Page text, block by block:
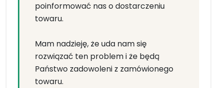
poinformować nas o dostarczeniu
towaru.
Mam nadzieję, że uda nam się
rozwiązać ten problem i że będą
Państwo zadowoleni z zamówionego
towaru.